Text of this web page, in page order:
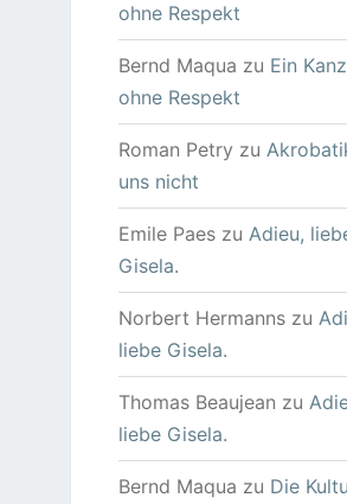
ohne Respekt
Bernd Maqua zu Ein
ohne Respekt
Roman Petry zu
uns nicht
Emile Paeszu Adieu,
Gisela.
Norbert Hermannszu
liebe Gisela.
Thomas Beaujean zu
liebe Gisela.
Bernd Maqua zu Die